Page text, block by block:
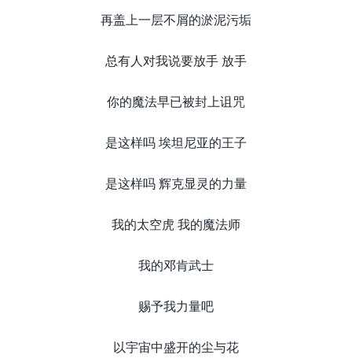
再盖上一层不屑的淤泥污垢
总有人对我说要放手 放手
你的魔法早已被封上诅咒
是这样吗 埃坦尼亚的王子
是这样吗 辉克显灵的力量
我的太空虎 我的魔法师
我的邓肯武士
赐予我力量吧
以宇宙中盛开的尘与花